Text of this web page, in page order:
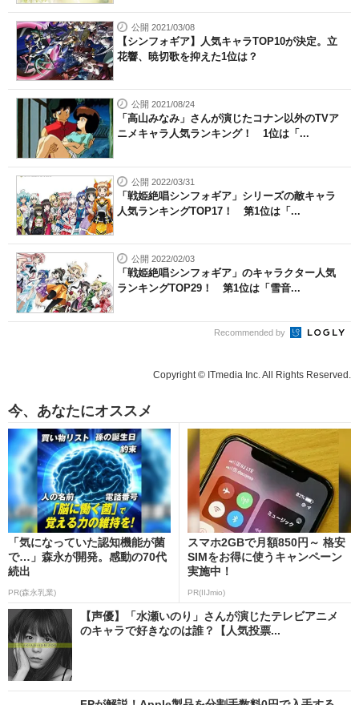
公開 2021/03/08
【シンフォギア】人気キャラTOP10が決定。立
花響、暁切歌を抑えた1位は？
公開 2021/08/24
「高山みなみ」さんが演じたコナン以外のTVア
ニメキャラ人気ランキング！ 1位は「...
公開 2022/03/31
「戦姫絶唱シンフォギア」シリーズの敵キャラ
人気ランキングTOP17！ 第1位は「...
公開 2022/02/03
「戦姫絶唱シンフォギア」のキャラクター人気
ランキングTOP29！ 第1位は「雪音...
Recommended by
Copyright © ITmedia Inc. All Rights Reserved.
今、あなたにオススメ
「気になっていた認知機能が菌
で…」森永が開発。感動の70代
続出
PR(森永乳業)
スマホ2GBで月額850円～ 格安
SIMをお得に使うキャンペーン
実施中！
PR(IIJmio)
【声優】「水瀬いのり」さんが演じたテレビアニメ
のキャラで好きなのは誰？【人気投票...